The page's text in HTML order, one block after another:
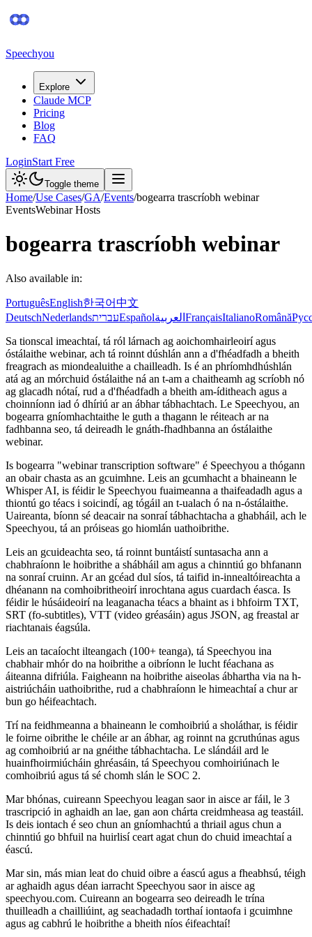
Speechyou
Explore
Claude MCP
Pricing
Blog
FAQ
LoginStart Free
Toggle theme
Home/Use Cases/GA/Events/bogearra trascríobh webinar
EventsWebinar Hosts
bogearra trascríobh webinar
Also available in:
PortuguêsEnglish한국어中文
DeutschNederlandsעבריתEspañolالعربية FrançaisItalianoRomână
Sa tionscal imeachtaí, tá ról lárnach ag aoichomhairleoirí agus
óstálaithe webinar, ach tá roinnt dúshlán ann a d'fhéadfadh a bheith
freagrach as miondealuithe a chailleadh. Is é an phríomhdhúshlán
atá ag an mórchuid óstálaithe ná an t-am a chaitheamh ag scríobh nó
ag glacadh nótaí, rud a d'fhéadfadh a bheith am-íditheach agus a
choinníonn iad ó dhíriú ar an ábhar tábhachtach. Le Speechyou, an
bogearra gníomhachtaithe le guth a thagann le réiteach ar na
fadhbanna seo, tá deireadh le gnáth-fhadhbanna an óstálaithe
webinar.
Is bogearra "webinar transcription software" é Speechyou a thógann
an obair chasta as an gcuimhne. Leis an gcumhacht a bhaineann le
Whisper AI, is féidir le Speechyou fuaimeanna a thaifeadadh agus a
thiontú go téacs i soicindí, ag tógáil an t-ualach ó na n-óstálaithe.
Uaireanta, bíonn sé deacair na sonraí tábhachtacha a ghabháil, ach le
Speechyou, tá an próiseas go hiomlán uathoibrithe.
Leis an gcuideachta seo, tá roinnt buntáistí suntasacha ann a
chabhraíonn le hoibrithe a shábháil am agus a chinntiú go bhfanann
na sonraí cruinn. Ar an gcéad dul síos, tá taifid in-innealtóireachta a
dhéanann na comhoibritheoirí inrochtana agus cuardach éasca. Is
féidir le húsáideoirí na leaganacha téacs a bhaint as i bhfoirm TXT,
SRT (fo-subtitles), VTT (video gréasáin) agus JSON, ag freastal ar
riachtanais éagsúla.
Leis an tacaíocht ilteangach (100+ teanga), tá Speechyou ina
chabhair mhór do na hoibrithe a oibríonn le lucht féachana as
áiteanna difriúla. Faigheann na hoibrithe aiseolas ábhartha via na h-
aistriúcháin uathoibrithe, rud a chabhraíonn le himeachtaí a chur ar
bun go héifeachtach.
Trí na feidhmeanna a bhaineann le comhoibriú a sholáthar, is féidir
le foirne oibrithe le chéile ar an ábhar, ag roinnt na gcruthúnas agus
ag comhoibriú ar na gnéithe tábhachtacha. Le slándáil ard le
huainfhoirmiúcháin ghréasáin, tá Speechyou comhoiriúnach le
comhoibriú agus tá sé chomh slán le SOC 2.
Mar bhónas, cuireann Speechyou leagan saor in aisce ar fáil, le 3
trascripció in aghaidh an lae, gan aon chárta creidmheasa ag teastáil.
Is deis iontach é seo chun an gníomhachtú a thriail agus chun a
chinntiú go bhfuil na huirlisí ceart agat chun do chuid imeachtaí a
éascú.
Mar sin, más mian leat do chuid oibre a éascú agus a fheabhsú, téigh
ar aghaidh agus déan iarracht Speechyou saor in aisce ag
speechyou.com. Cuireann an bogearra seo deireadh le trína
thuilleadh a chailliúint, ag seachadadh torthaí iontaofa i gcuimhne
agus ag cabhrú le hoibrithe a bheith níos éifeachtaí!